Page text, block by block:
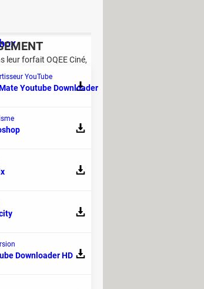
leur forfait OQEE Ciné,
la couleur et la
parental Apple TV
YouTube
Youtube Downloader
Downloader HD